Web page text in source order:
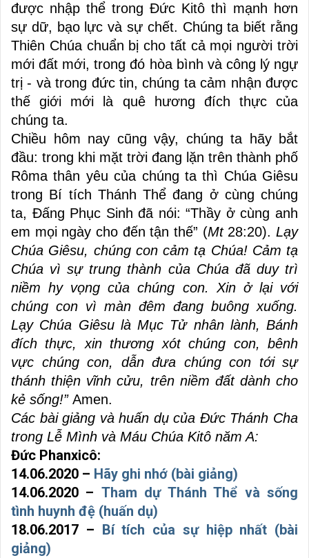
được nhập thể trong Đức Kitô thì mạnh hơn
sự dữ, bạo lực và sự chết. Chúng ta biết rằng
Thiên Chúa chuẩn bị cho tất cả mọi người trời
mới đất mới, trong đó hòa bình và công lý ngự
trị - và trong đức tin, chúng ta cảm nhận được
thế giới mới là quê hương đích thực của
chúng ta.
Chiều hôm nay cũng vậy, chúng ta hãy bắt
đầu: trong khi mặt trời đang lặn trên thành phố
Rôma thân yêu của chúng ta thì Chúa Giêsu
trong Bí tích Thánh Thể đang ở cùng chúng
ta, Đấng Phục Sinh đã nói: “Thầy ở cùng anh
em mọi ngày cho đến tận thế” (Mt28:20).Lạy
Chúa Giêsu, chúng con cảm tạ Chúa! Cảm tạ
Chúa vì sự trung thành của Chúa đã duy trì
niềm hy vọng của chúng con. Xin ở lại với
chúng con vì màn đêm đang buông xuống.
Lạy Chúa Giêsu là Mục Tử nhân lành, Bánh
đích thực, xin thương xót chúng con, bênh
vực chúng con, dẫn đưa chúng con tới sự
thánh thiện vĩnh cửu, trên niềm đất dành cho
kẻ sống!”Amen.
Các bài giảng và huấn dụ của Đức Thánh Cha
trong Lễ Mình và Máu Chúa Kitô năm A:
Đức Phanxicô:
14.06.2020 – Hãy ghi nhớ (bài giảng)
14.06.2020 – Tham dự Thánh Thể và sống
tình huynh đệ (huấn dụ)
18.06.2017 – Bí tích của sự hiệp nhất (bài
giảng)